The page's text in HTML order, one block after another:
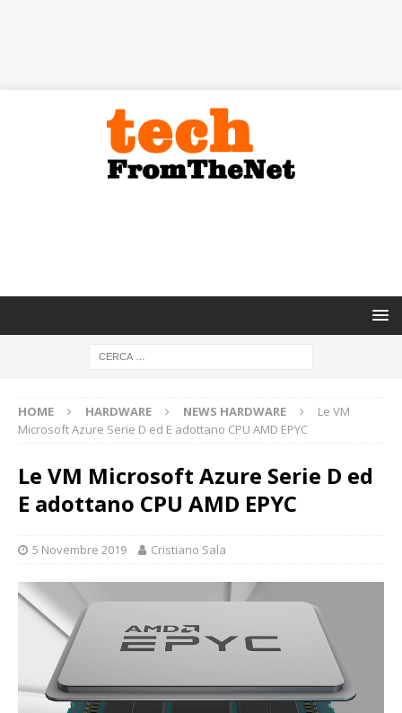
HOME HARDWARE NEWS HARDWARE
Le VM
Microsoft Azure Serie D ed E adottano CPU AMD EPYC
Le VM Microsoft Azure Serie D ed
E adottano CPU AMD EPYC
5 Novembre 2019 Cristiano Sala